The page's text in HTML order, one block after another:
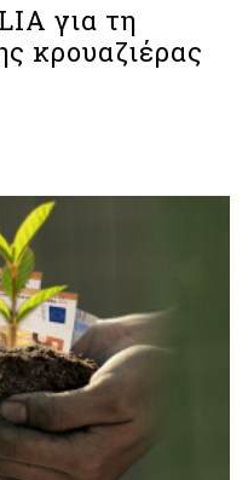
για τη
κρουαζιέρας